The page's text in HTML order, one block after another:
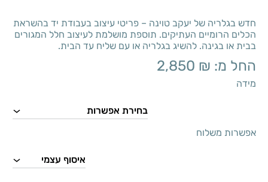
חדש בגלריה של יעקב טוינה – פריטי עיצוב בעבודת יד בהשראת
הכלים הרומיים העתיקים. תוספת מושלמת לעיצוב חלל המגורים
בבית או בגינה. להשיג בגלריה או עם שליח עד הבית.
החל מ: 2,850 ₪
מידה
אפשרות משלוח